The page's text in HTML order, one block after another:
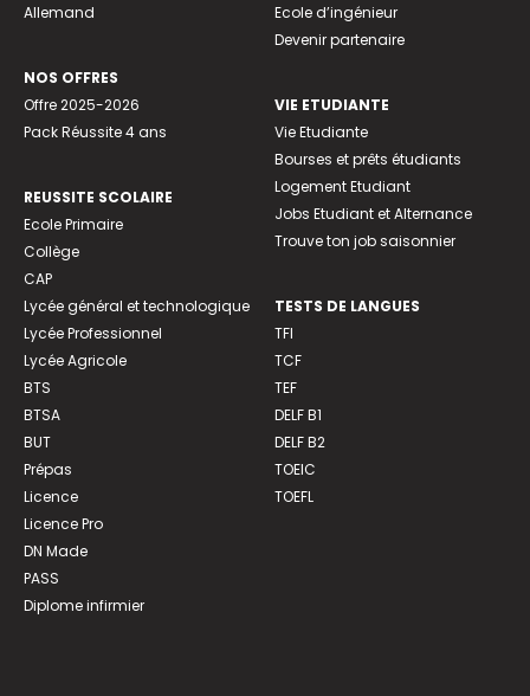
Allemand
NOS OFFRES
Offre 2025-2026
Pack Réussite 4 ans
REUSSITE SCOLAIRE
Ecole Primaire
Collège
CAP
Lycée général et technologique
Lycée Professionnel
Lycée Agricole
BTS
BTSA
BUT
Prépas
Licence
Licence Pro
DN Made
PASS
Diplome infirmier
Ecole d’ingénieur
Devenir partenaire
VIE ETUDIANTE
Vie Etudiante
Bourses et prêts étudiants
Logement Etudiant
Jobs Etudiant et Alternance
Trouve ton job saisonnier
TESTS DE LANGUES
TFI
TCF
TEF
DELF B1
DELF B2
TOEIC
TOEFL